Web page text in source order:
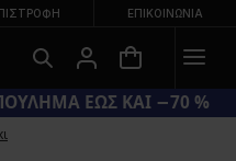
ΕΠΙΚΟΙΝΩΝΊΑ
ΕΩΣ ΚΑΙ −70 %